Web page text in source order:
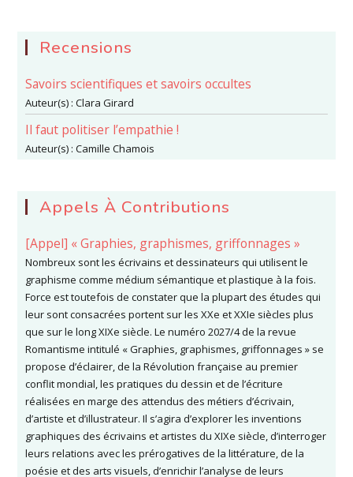
Recensions
Savoirs scientifiques et savoirs occultes
Auteur(s) :Clara Girard
Il faut politiser l’empathie !
Auteur(s) :Camille Chamois
Appels À Contributions
[Appel] « Graphies, graphismes, griffonnages »
Nombreux sont les écrivains et dessinateurs qui utilisent le
graphisme comme médium sémantique et plastique à la fois.
Force est toutefois de constater que la plupart des études qui
leur sont consacrées portent sur les XXe et XXIe siècles plus
que sur le long XIXe siècle. Le numéro 2027/4 de la revue
Romantisme intitulé « Graphies, graphismes, griffonnages » se
propose d’éclairer, de la Révolution française au premier
conflit mondial, les pratiques du dessin et de l’écriture
réalisées en marge des attendus des métiers d’écrivain,
d’artiste et d’illustrateur. Il s’agira d’explorer les inventions
graphiques des écrivains et artistes du XIXe siècle, d’interroger
leurs relations avec les prérogatives de la littérature, de la
poésie et des arts visuels, d’enrichir l’analyse de leurs